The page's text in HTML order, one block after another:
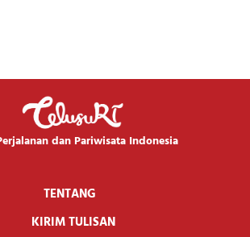
dan Pariwisata Indonesia
TENTANG
KIRIM TULISAN